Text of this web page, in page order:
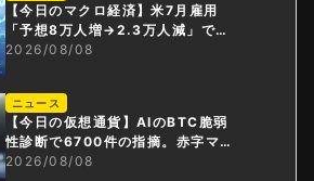
【今日のマクロ経済】米7月雇用
「予想8万人増→2.3万人減」で利
上げ観測後退
2026/08/08
ニュース
【今日の仮想通貨】AIのBTC脆弱
性診断で6700件の指摘。赤字マイ
ニング企業はAIに賭ける
2026/08/08